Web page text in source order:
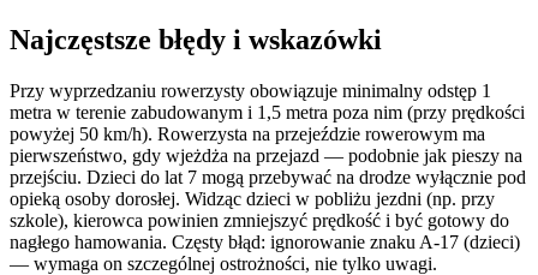
Najczęstsze błędy i wskazówki
Przy wyprzedzaniu rowerzysty obowiązuje minimalny odstęp 1
metra w terenie zabudowanym i 1,5 metra poza nim (przy prędkości
powyżej 50 km/h). Rowerzysta na przejeździe rowerowym ma
pierwszeństwo, gdy wjeżdża na przejazd — podobnie jak pieszy na
przejściu. Dzieci do lat 7 mogą przebywać na drodze wyłącznie pod
opieką osoby dorosłej. Widząc dzieci w pobliżu jezdni (np. przy
szkole), kierowca powinien zmniejszyć prędkość i być gotowy do
nagłego hamowania. Częsty błąd: ignorowanie znaku A-17 (dzieci)
— wymaga on szczególnej ostrożności, nie tylko uwagi.